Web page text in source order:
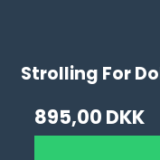
Strolling For
895,00 DKK